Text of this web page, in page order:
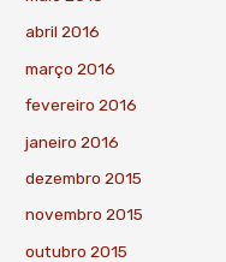
abril 2016
março 2016
fevereiro 2016
janeiro 2016
dezembro 2015
novembro 2015
outubro 2015